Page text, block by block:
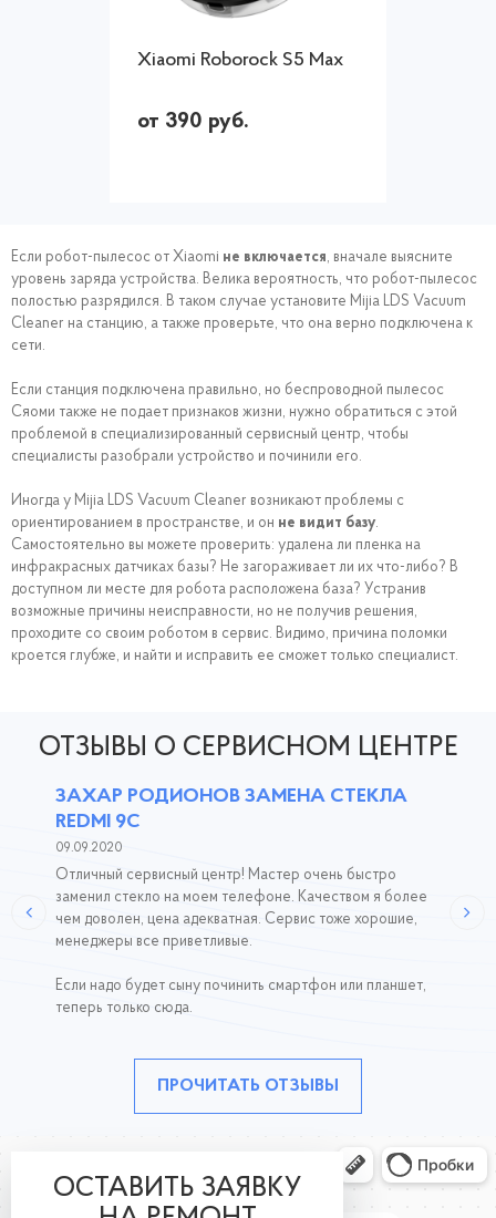
Xiaomi Roborock S5 Max
от 390 руб.
Если робот-пылесос от Xiaomi не включается, вначале выясните
уровень заряда устройства. Велика вероятность, что робот-пылесос
полостью разрядился. В таком случае установите Mijia LDS Vacuum
Cleaner на станцию, а также проверьте, что она верно подключена к
сети.
Если станция подключена правильно, но беспроводной пылесос
Сяоми также не подает признаков жизни, нужно обратиться с этой
проблемой в специализированный сервисный центр, чтобы
специалисты разобрали устройство и починили его.
Иногда у Mijia LDS Vacuum Cleaner возникают проблемы с
ориентированием в пространстве, и он не видит базу.
Самостоятельно вы можете проверить: удалена ли пленка на
инфракрасных датчиках базы? Не загораживает ли их что-либо? В
доступном ли месте для робота расположена база? Устранив
возможные причины неисправности, но не получив решения,
проходите со своим роботом в сервис. Видимо, причина поломки
кроется глубже, и найти и исправить ее сможет только специалист.
ОТЗЫВЫ О СЕРВИСНОМ ЦЕНТРЕ
ЗАХАР РОДИОНОВ ЗАМЕНА СТЕКЛА
REDMI 9C
09.09.2020
Отличный сервисный центр! Мастер очень быстро
заменил стекло на моем телефоне. Качеством я более
чем доволен, цена адекватная. Сервис тоже хорошие,
менеджеры все приветливые.
Если надо будет сыну починить смартфон или планшет,
теперь только сюда.
ПРОЧИТАТЬ ОТЗЫВЫ
ОСТАВИТЬ ЗАЯВКУ